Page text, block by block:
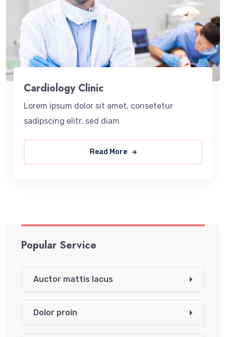
Cardiology Clinic
Lorem ipsum dolor sit amet, consetetur
sadipscing elitr, sed diam
Read More
Popular Service
Auctor mattis lacus
Dolor proin